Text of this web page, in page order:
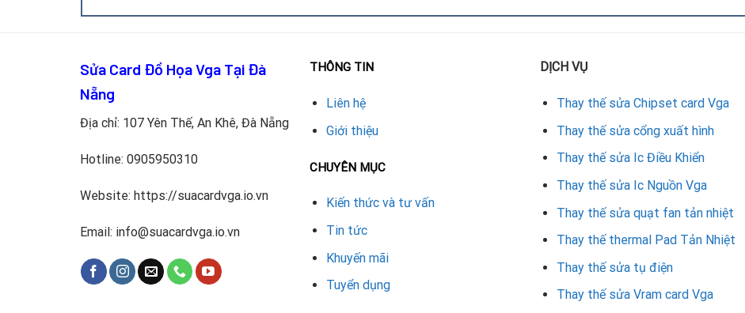
Lưu ý khi thay vỏ ngoài card ASRock
Chọn vỏ thay thế chính hãng hoặc tương thích tốt với model card.
Không dùng vỏ kém chất lượng vì dễ cong vênh hoặc giữ nhiệt.
Không tự tháo lắp nếu không có kiến thức kỹ thuật để tránh làm hỏng bo mạch.
Bảng giá thay thế vỏ ngoài card ASRock
DÒNG CARD VGA
Sửa Card Đồ Họa Vga Tại Đà
Nẵng
Địa chỉ: 107 Yên Thế, An Khê, Đà Nẵng
Hotline: 0905950310
Website: https://suacardvga.io.vn
Email: info@suacardvga.io.vn
THÔNG TIN
Liên hệ
Giới thiệu
CHUYÊN MỤC
Kiến thức và tư vấn
Tin tức
Khuyến mãi
Tuyển dụng
DỊCH VỤ
Thay thế sửa Chipset card Vga
Thay thế sửa cổng xuất hình
Thay thế sửa Ic Điều Khiển
Thay thế sửa Ic Nguồn Vga
Thay thế sửa quạt fan tản nhiệt
Thay thế thermal Pad Tản Nhiệt
Thay thế sửa tụ điện
Thay thế sửa Vram card Vga